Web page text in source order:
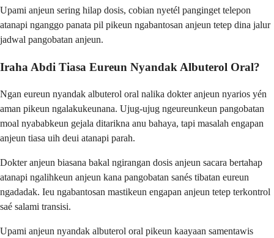
Upami anjeun sering hilap dosis, cobian nyetél panginget telepon
atanapi nganggo panata pil pikeun ngabantosan anjeun tetep dina jalur
jadwal pangobatan anjeun.
Iraha Abdi Tiasa Eureun Nyandak Albuterol Oral?
Ngan eureun nyandak albuterol oral nalika dokter anjeun nyarios yén
aman pikeun ngalakukeunana. Ujug-ujug ngeureunkeun pangobatan
moal nyababkeun gejala ditarikna anu bahaya, tapi masalah engapan
anjeun tiasa uih deui atanapi parah.
Dokter anjeun biasana bakal ngirangan dosis anjeun sacara bertahap
atanapi ngalihkeun anjeun kana pangobatan sanés tibatan eureun
ngadadak. Ieu ngabantosan mastikeun engapan anjeun tetep terkontrol
saé salami transisi.
Upami anjeun nyandak albuterol oral pikeun kaayaan samentawis